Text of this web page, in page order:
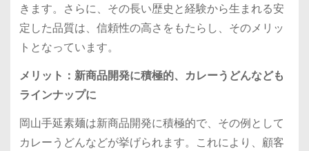
きます。さらに、その長い歴史と経験から生まれる安
定した品質は、信頼性の高さをもたらし、そのメリッ
トとなっています。
メリット：新商品開発に積極的、カレーうどんなども
ラインナップに
岡山手延素麺は新商品開発に積極的で、その例として
カレーうどんなどが挙げられます。これにより、顧客